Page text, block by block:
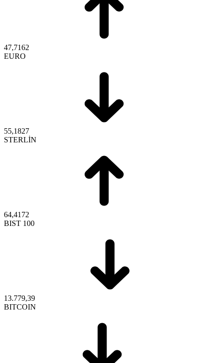
47,7162
EURO
55,1827
STERLİN
64,4172
BIST 100
13.779,39
BITCOIN